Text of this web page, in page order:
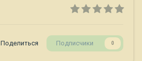
Поделиться Подписчики 0